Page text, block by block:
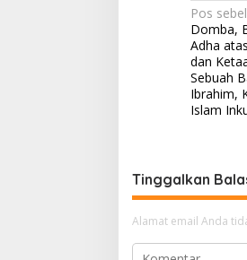
pos
Pos
Domba,
Adha
dan
Sebuah
Ibrahim,
Islam
Tinggalkan
Alamat email Anda